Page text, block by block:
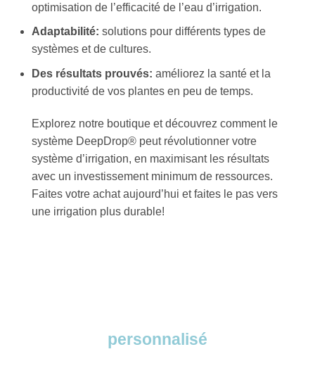
optimisation de l’efficacité de l’eau d’irrigation.
Adaptabilité: solutions pour différents types de
systèmes et de cultures.
Des résultats prouvés: améliorez la santé et la
productivité de vos plantes en peu de temps.
Explorez notre boutique et découvrez comment le
système DeepDrop® peut révolutionner votre
système d’irrigation, en maximisant les résultats
avec un investissement minimum de ressources.
Faites votre achat aujourd’hui et faites le pas vers
une irrigation plus durable!
personnalisé